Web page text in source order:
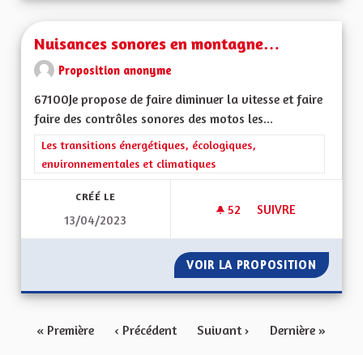
Nuisances sonores en montagne…
Proposition anonyme
67100Je propose de faire diminuer la vitesse et faire
faire des contrôles sonores des motos les...
Filtrer les résultats de la catégorie : Les transitions
Les transitions énergétiques, écologiques,
environnementales et climatiques
CRÉÉ LE
13/04/2023
52 52 ABONNÉS
SUIVRE
VOIR LA PROPOSITION
« Première ‹ Précédent Suivant › Dernière »